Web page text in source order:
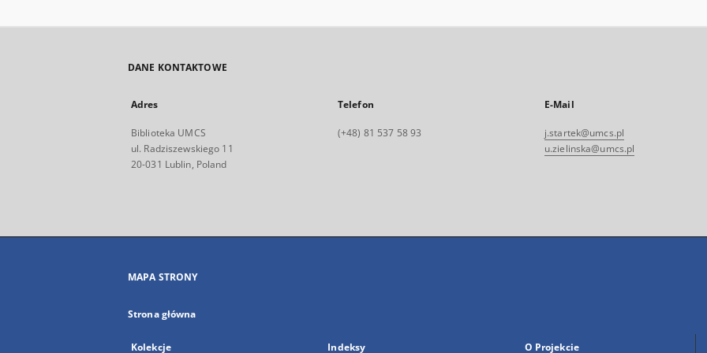
DANE KONTAKTOWE
Adres
Biblioteka UMCS
ul. Radziszewskiego 11
20-031 Lublin, Poland
Telefon
(+48) 81 537 58 93
E-Mail
j.startek@umcs.pl
u.zielinska@umcs.pl
MAPA STRONY
Strona główna
Kolekcje Indeksy O Projekcie